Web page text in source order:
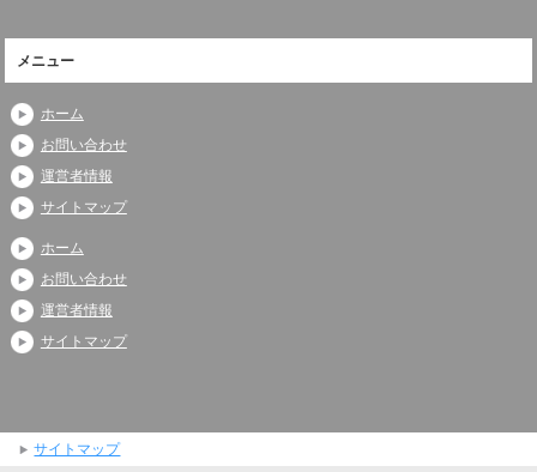
メニュー
ホーム
お問い合わせ
運営者情報
サイトマップ
ホーム
お問い合わせ
運営者情報
サイトマップ
サイトマップ